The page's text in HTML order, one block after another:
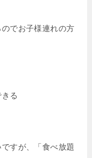
でお子様連れの方
る
すが、「食べ放題